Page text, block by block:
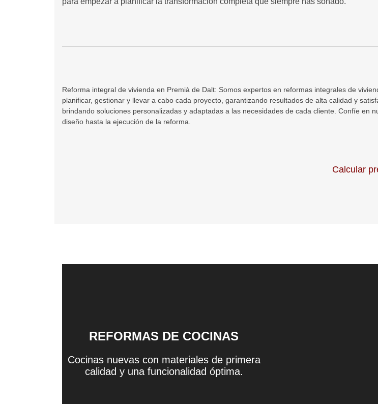
Reforma integral de vivienda en Premià de Dalt: Somos expertos en reformas integrales de
planificar, gestionar y llevar a cabo cada proyecto, garantizando resultados de alta calidad y
brindando soluciones personalizadas y adaptadas a las necesidades de cada cliente. Confíe
diseño hasta la ejecución de la reforma.
Calcular
REFORMAS DE COCINAS
Cocinas nuevas con materiales de primera
calidad y una funcionalidad óptima.